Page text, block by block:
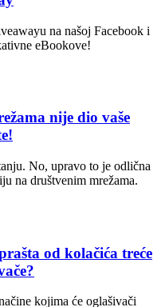
na našoj Facebook i
eBookove!
nije dio vaše
No, upravo to je odlična
na društvenim mrežama.
od kolačića treće
kojima će oglašivači